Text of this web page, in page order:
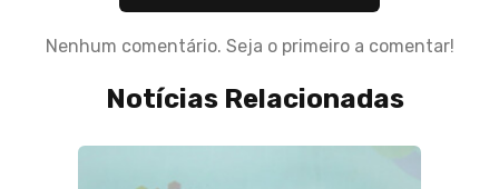
Nenhum comentário. Seja o primeiro a comentar!
Notícias Relacionadas